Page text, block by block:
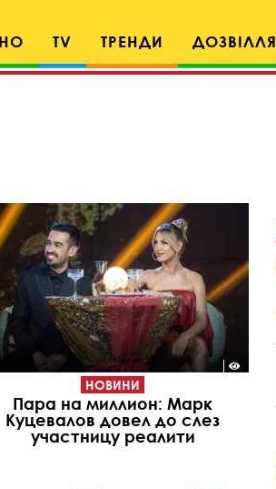
TV ТРЕНДИ ДОЗВІЛЛЯ
НОВИНИ
Пара на миллион: Марк
Куцевалов довел до слез
участницу реалити